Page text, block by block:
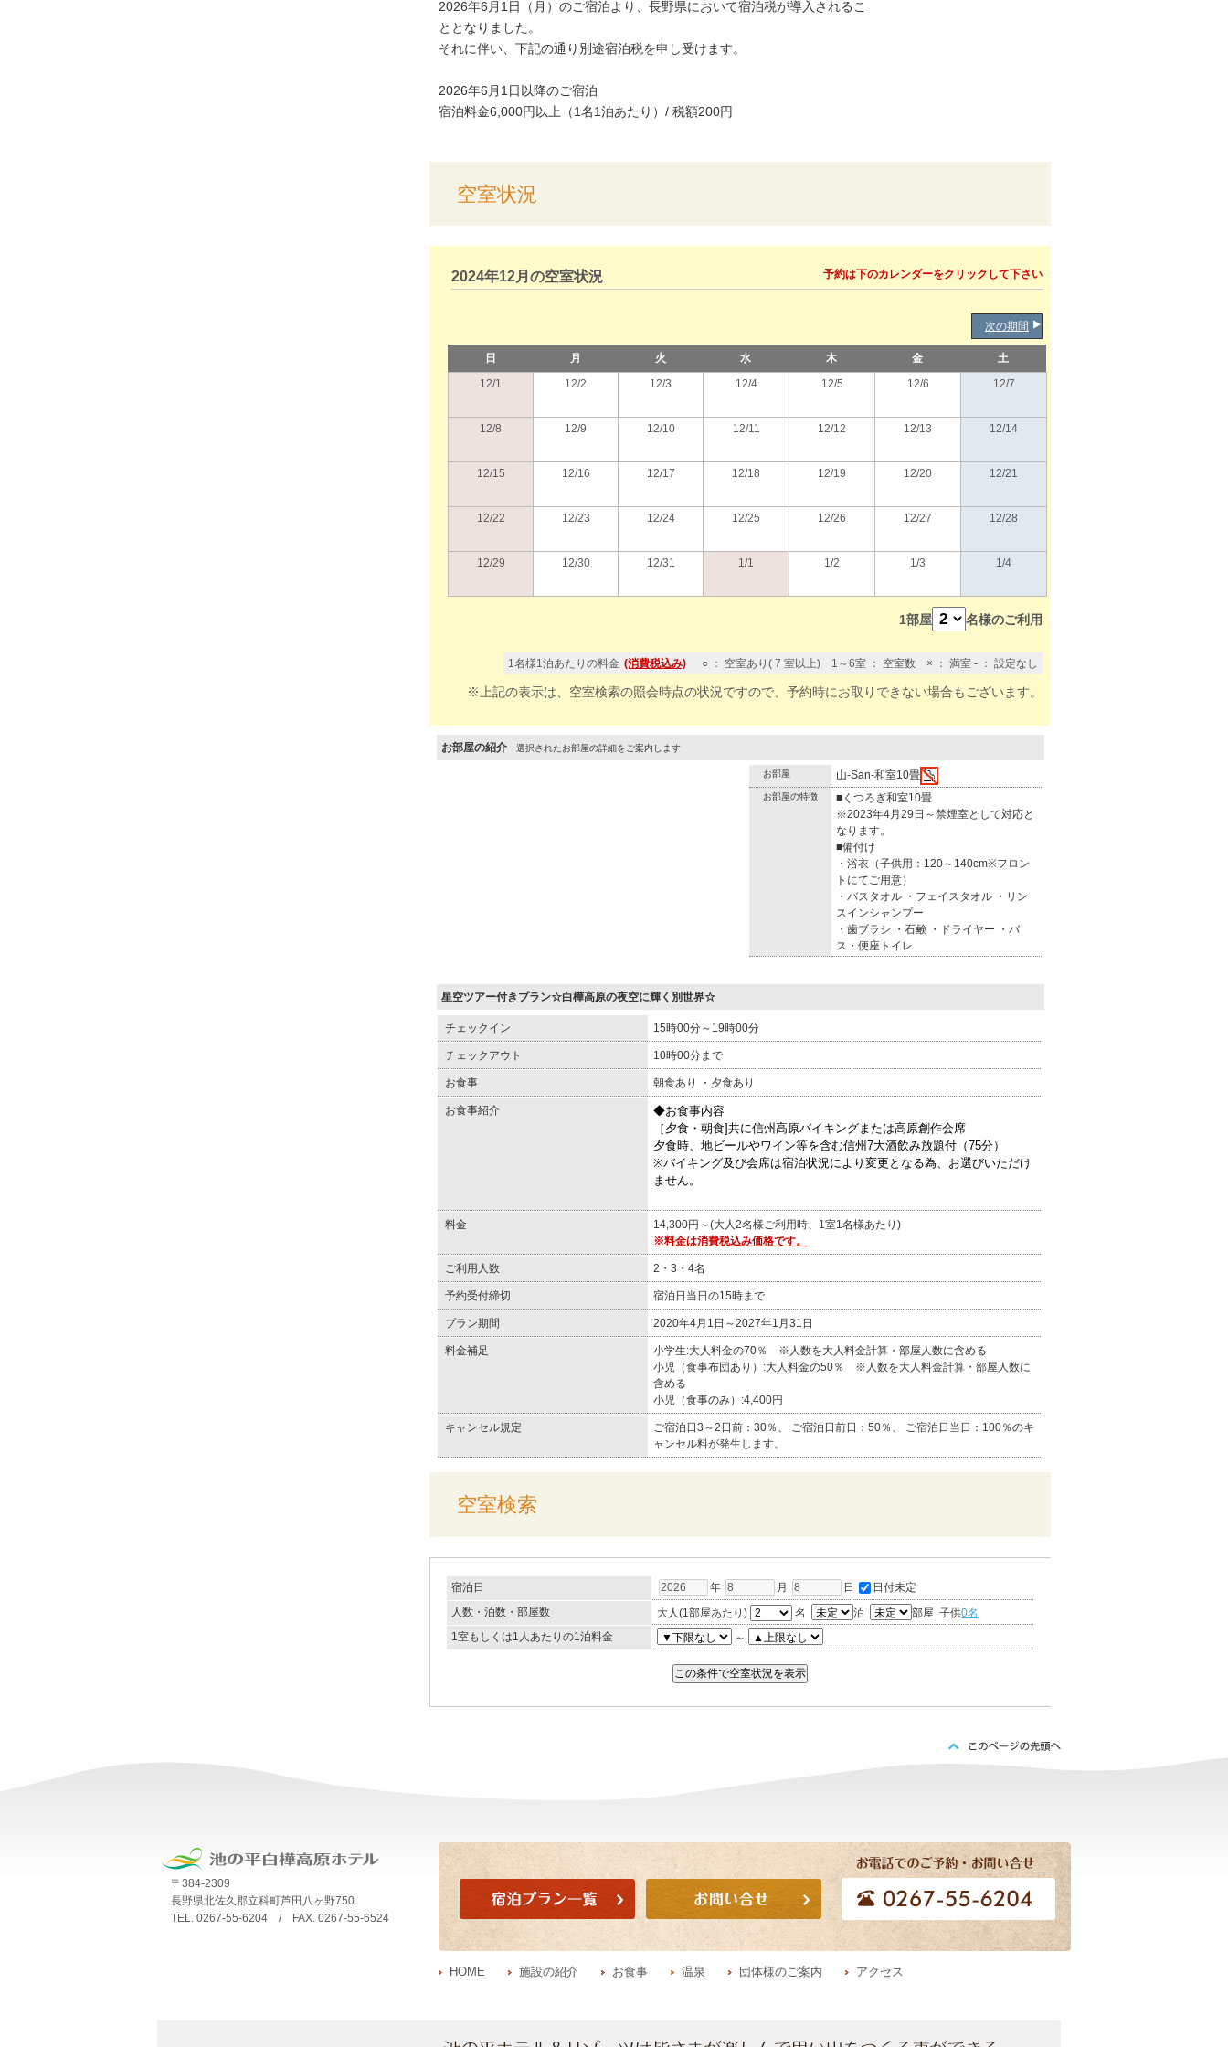
2026年6月1日（月）のご宿泊より、長野県において宿泊税が導入されるこ
ととなりました。
それに伴い、下記の通り別途宿泊税を申し受けます。
2026年6月1日以降のご宿泊
宿泊料金6,000円以上（1名1泊あたり）/ 税額200円
空室状況
2024年12月の空室状況 予約は下のカレンダーをクリックして下さい
次の期間
日 月 火 水 木 金
土
12/1
12/2 12/3 12/4 12/5 12/6 12/7
12/8 12/9 12/10 12/11 12/12 12/13 12/14
12/15 12/16 12/17 12/18 12/19 12/20 12/21
12/22 12/23 12/24 12/25 12/26 12/27 12/28
12/29 12/30 12/31 1/1 1/2 1/3 1/4
1部屋 名様のご利用
1名様1泊あたりの料金 (消費税込み) ○ ： 空室あり( 7 室以上) 1～6室 ： 空室数 × ： 満室 - ： 設定なし
※上記の表示は、空室検索の照会時点の状況ですので、予約時にお取りできない場合もございます。
お部屋の紹介 選択されたお部屋の詳細をご案内します
お部屋 山-San-和室10畳
お部屋の特徴
■くつろぎ和室10畳
※2023年4月29日～禁煙室として対応と
なります。
■備付け
・浴衣（子供用：120～140cm※フロン
トにてご用意）
・バスタオル ・フェイスタオル ・リン
スインシャンプー
・歯ブラシ ・石鹸 ・ドライヤー ・バ
ス・便座トイレ
星空ツアー付きプラン☆白樺高原の夜空に輝く別世界☆
チェックイン 15時00分～19時00分
チェックアウト 10時00分まで
お食事 朝食あり ・夕食あり
お食事紹介
◆お食事内容
［夕食・朝食]共に信州高原バイキングまたは高原創作会席
夕食時、地ビールやワイン等を含む信州7大酒飲み放題付（75分）
※バイキング及び会席は宿泊状況により変更となる為、お選びいただけ
ません。
料金
14,300円～(大人2名様ご利用時、1室1名様あたり)
※料金は消費税込み価格です。
ご利用人数 2・3・4名
予約受付締切 宿泊日当日の15時まで
プラン期間 2020年4月1日～2027年1月31日
料金補足
小学生:大人料金の70％ ※人数を大人料金計算・部屋人数に含める
小児（食事布団あり）:大人料金の50％ ※人数を大人料金計算・部屋人数に
含める
小児（食事のみ）:4,400円
キャンセル規定
ご宿泊日3～2日前：30％、 ご宿泊日前日：50％、 ご宿泊日当日：100％のキ
ャンセル料が発生します。
空室検索
宿泊日 年 月 日
日付未定
人数・泊数・部屋数
大人(1部屋あたり) 名 泊 部屋子供0名
1室もしくは1人あたりの1泊料金
～
〒384-2309
長野県北佐久郡立科町芦田八ヶ野750
TEL. 0267-55-6204 / FAX. 0267-55-6524
HOME 施設の紹介 お食事 温泉 団体様のご案内 アクセス